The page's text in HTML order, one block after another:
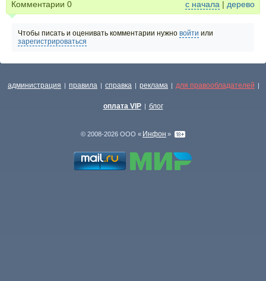
Комментарии 0 с начала | дерево
Чтобы писать и оценивать комментарии нужно войти или
зарегистрироваться
администрация | правила | справка | реклама | для правообладателей |
оплата VIP | блог
© 2008-2026 ООО « Инфон »